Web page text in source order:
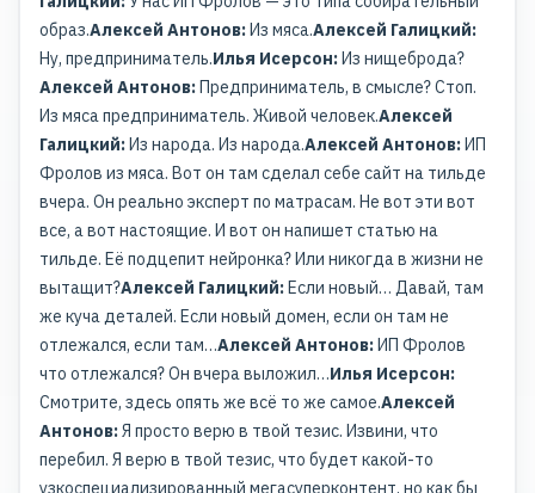
образ.Алексей Антонов:Из мяса.Алексей Галицкий:
Ну, предприниматель.Илья Исерсон:Из нищеброда?
Алексей Антонов:Предприниматель, в смысле? Стоп.
Из мяса предприниматель. Живой человек.Алексей
Галицкий:Из народа. Из народа.Алексей Антонов:ИП
Фролов из мяса. Вот он там сделал себе сайт на тильде
вчера. Он реально эксперт по матрасам. Не вот эти вот
все, а вот настоящие. И вот он напишет статью на
тильде. Её подцепит нейронка? Или никогда в жизни не
вытащит?Алексей Галицкий:Если новый… Давай, там
же куча деталей. Если новый домен, если он там не
отлежался, если там…Алексей Антонов:ИП Фролов
что отлежался? Он вчера выложил…Илья Исерсон:
Смотрите, здесь опять же всё то же самое.Алексей
Антонов:Я просто верю в твой тезис. Извини, что
перебил. Я верю в твой тезис, что будет какой-то
узкоспециализированный мегасуперконтент, но как бы